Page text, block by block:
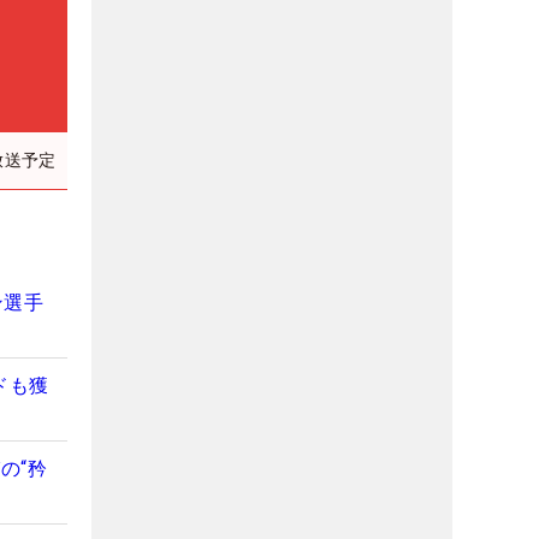
予定
手
も獲
“矜